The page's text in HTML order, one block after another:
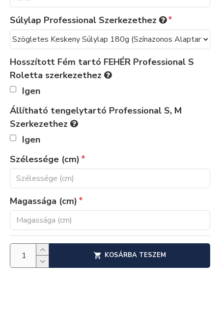
Súlylap Professional Szerkezethez
Hosszított Fém tartó FEHÉR Professional S
Roletta szerkezethez
Igen
Állítható tengelytartó Professional S, M
Szerkezethez
Igen
Szélessége (cm)
Magassága (cm)
KOSÁRBA TESZEM